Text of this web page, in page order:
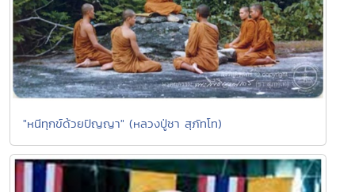
"หนีทุกข์ด้วยปัญญา" (หลวงปู่ชา สุภัทโท)